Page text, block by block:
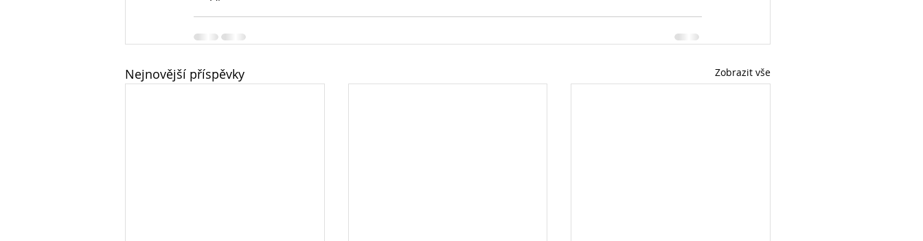
Nejnovější příspěvky Zobrazit vše